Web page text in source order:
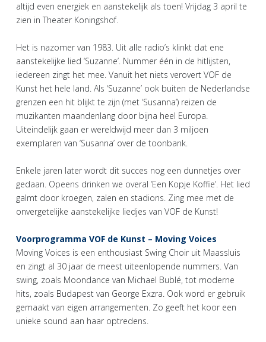
altijd even energiek en aanstekelijk als toen! Vrijdag 3 april te
zien in Theater Koningshof.
Het is nazomer van 1983. Uit alle radio’s klinkt dat ene
aanstekelijke lied ‘Suzanne’. Nummer één in de hitlijsten,
iedereen zingt het mee. Vanuit het niets verovert VOF de
Kunst het hele land. Als ‘Suzanne’ ook buiten de Nederlandse
grenzen een hit blijkt te zijn (met ‘Susanna’) reizen de
muzikanten maandenlang door bijna heel Europa.
Uiteindelijk gaan er wereldwijd meer dan 3 miljoen
exemplaren van ‘Susanna’ over de toonbank.
Enkele jaren later wordt dit succes nog een dunnetjes over
gedaan. Opeens drinken we overal ‘Een Kopje Koffie’. Het lied
galmt door kroegen, zalen en stadions. Zing mee met de
onvergetelijke aanstekelijke liedjes van VOF de Kunst!
Voorprogramma VOF de Kunst – Moving Voices
Moving Voices is een enthousiast Swing Choir uit Maassluis
en zingt al 30 jaar de meest uiteenlopende nummers. Van
swing, zoals Moondance van Michael Bublé, tot moderne
hits, zoals Budapest van George Exzra. Ook word er gebruik
gemaakt van eigen arrangementen. Zo geeft het koor een
unieke sound aan haar optredens.